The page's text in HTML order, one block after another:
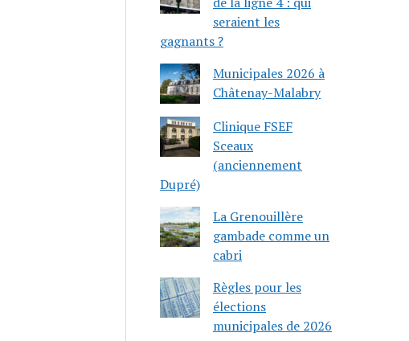
seraient les
gagnants ?
Municipales 2026 à
Châtenay-Malabry
Clinique FSEF
Sceaux
(anciennement
Dupré)
La Grenouillère
gambade comme un
cabri
Règles pour les
élections
municipales de 2026